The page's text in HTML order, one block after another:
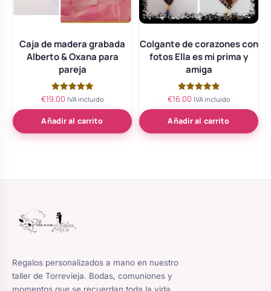
Caja de madera grabada
Alberto & Oxana para
pareja
Valorado
de 5
€19.00 IVA incluido
Añadir al carrito
Colgante de corazones con
fotos Ella es mi prima y
amiga
Valorado
de 5
€16.00 IVA incluido
Añadir al carrito
Regalos personalizados a mano en nuestro
taller de Torrevieja. Bodas, comuniones y